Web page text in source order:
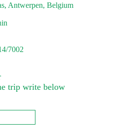
Antwerpen, Belgium
7002
trip write below